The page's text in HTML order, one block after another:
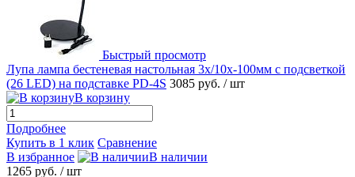
Быстрый просмотр
Лупа лампа бестеневая настольная 3x/10x-100мм с подсветкой
(26 LED) на подставке PD-4S 3085 руб. / шт
В корзину
Подробнее
Купить в 1 клик Сравнение
В избранное
В наличии
1265 руб. / шт